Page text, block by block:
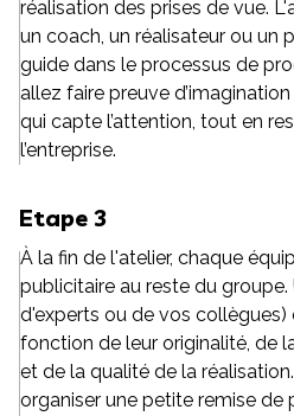
réalisation des prises de vue.
un coach, un réalisateur ou un
guide dans le processus de
allez faire preuve
qui capte l’attention, tout en
l’entreprise.
Etape 3
À la fin de l'atelier, chaque
publicitaire au reste du
d'experts ou de vos collègues)
fonction de leur originalité, de
et de la qualité de la
organiser une petite remise de